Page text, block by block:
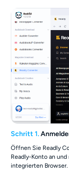
Schritt 1.
Öffnen Sie Readly
Readly-Konto an
integrierten Browser.